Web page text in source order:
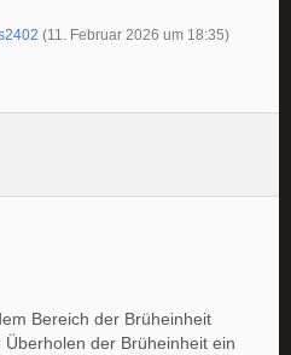
(11. Februar 2026 um 18:35)
Bereich der Brüheinheit
der Brüheinheit ein